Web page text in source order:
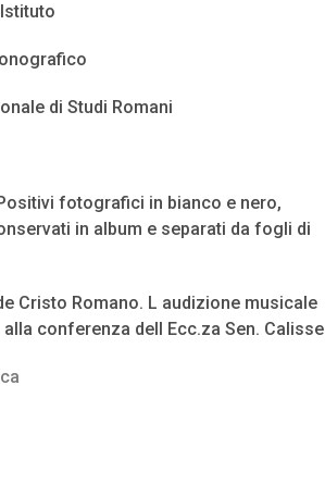
di Studi Romani
fotografici in bianco e nero,
in album e separati da fogli di
Cristo Romano. L audizione musicale
conferenza dell Ecc.za Sen. Calisse